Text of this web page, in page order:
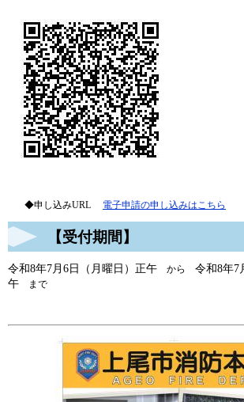
◆申し込みURL​ 電子申請の申し込みはこちら
【受付期間】
令和8年7月6日（月曜日）正午 から 令和8年7
午 まで